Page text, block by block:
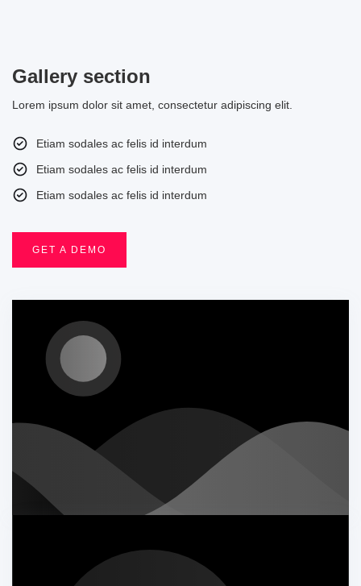
Gallery section
Lorem ipsum dolor sit amet, consectetur adipiscing elit.
Etiam sodales ac felis id interdum
Etiam sodales ac felis id interdum
Etiam sodales ac felis id interdum
GET A DEMO